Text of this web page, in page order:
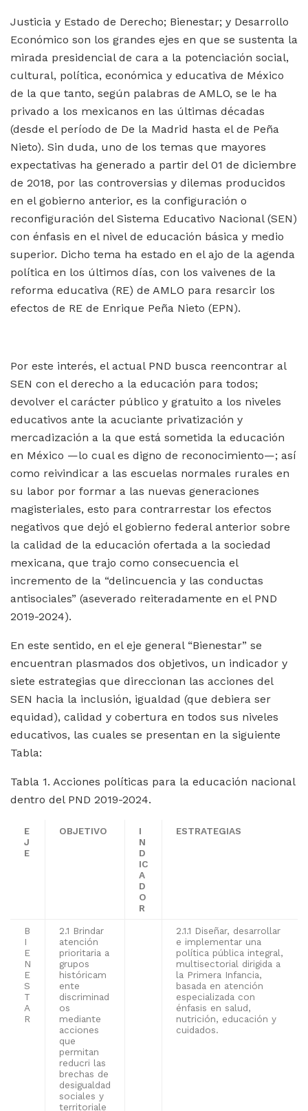
Justicia y Estado de Derecho; Bienestar; y Desarrollo
Económico son los grandes ejes en que se sustenta la
mirada presidencial de cara a la potenciación social,
cultural, política, económica y educativa de México
de la que tanto, según palabras de AMLO, se le ha
privado a los mexicanos en las últimas décadas
(desde el período de De la Madrid hasta el de Peña
Nieto). Sin duda, uno de los temas que mayores
expectativas ha generado a partir del 01 de diciembre
de 2018, por las controversias y dilemas producidos
en el gobierno anterior, es la configuración o
reconfiguración del Sistema Educativo Nacional (SEN)
con énfasis en el nivel de educación básica y medio
superior. Dicho tema ha estado en el ajo de la agenda
política en los últimos días, con los vaivenes de la
reforma educativa (RE) de AMLO para resarcir los
efectos de RE de Enrique Peña Nieto (EPN).
Por este interés, el actual PND busca reencontrar al
SEN con el derecho a la educación para todos;
devolver el carácter público y gratuito a los niveles
educativos ante la acuciante privatización y
mercadización a la que está sometida la educación
en México —lo cual es digno de reconocimiento—; así
como reivindicar a las escuelas normales rurales en
su labor por formar a las nuevas generaciones
magisteriales, esto para contrarrestar los efectos
negativos que dejó el gobierno federal anterior sobre
la calidad de la educación ofertada a la sociedad
mexicana, que trajo como consecuencia el
incremento de la “delincuencia y las conductas
antisociales” (aseverado reiteradamente en el PND
2019-2024).
En este sentido, en el eje general “Bienestar” se
encuentran plasmados dos objetivos, un indicador y
siete estrategias que direccionan las acciones del
SEN hacia la inclusión, igualdad (que debiera ser
equidad), calidad y cobertura en todos sus niveles
educativos, las cuales se presentan en la siguiente
Tabla:
Tabla 1. Acciones políticas para la educación nacional
dentro del PND 2019-2024.
E
J
E
OBJETIVO
I
N
D
IC
A
D
O
R
ESTRATEGIAS
B
I
E
N
E
S
T
A
R
2.1 Brindar
atención
prioritaria a
grupos
históricam
ente
discriminad
os
mediante
acciones
que
permitan
reducri las
brechas de
desigualdad
sociales y
territoriale
2.1.1 Diseñar, desarrollar
e implementar una
política pública integral,
multisectorial dirigida a
la Primera Infancia,
basada en atención
especializada con
énfasis en salud,
nutrición, educación y
cuidados.